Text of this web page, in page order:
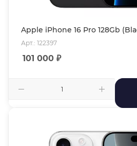
Apple iPhone 16 Pro 128Gb
Арт.: 122397
101 000 ₽